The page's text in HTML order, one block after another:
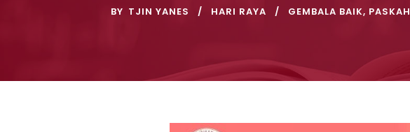
BY TJIN YANES HARI RAYA GEMBALA BAIK, PASKAH